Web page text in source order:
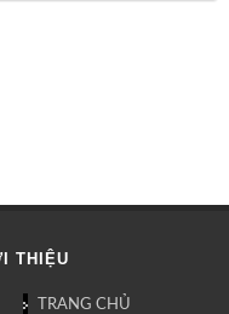
THIỆU
TRANG CHỦ